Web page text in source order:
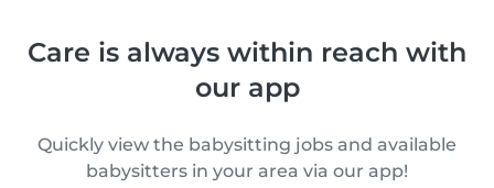
Care is always within reach with
our app
Quickly view the babysitting jobs and available
babysitters in your area via our app!